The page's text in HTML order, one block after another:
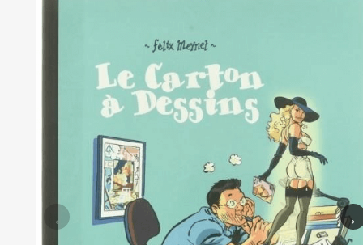
‹ ›